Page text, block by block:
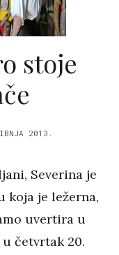
stoje
2013.
Severina je
koja je ležerna,
uvertira u
četvrtak 20.